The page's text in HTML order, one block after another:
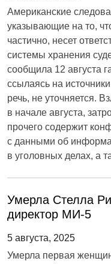
Американские
указывающие на то,
частично, несет
системы хранения
сообщила 12 августа
ссылаясь на
речь, не уточняется.
в начале августа,
прочего содержит
с данными об
в уголовных делах, а
Умерла Стелла
директор МИ-5
5 августа, 2025
Умерла первая